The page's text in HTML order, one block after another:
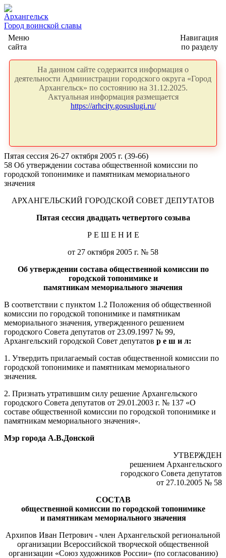
Архангельск
Город воинской славы
Меню
сайта
Навигация
по разделу
На данном сайте содержится информация о
деятельности Администрации городского округа «Город
Архангельск» по состоянию на 31.12.2025.
Актуальная информация размещается
https://arhcity.gosuslugi.ru/
Пятая сессия 26-27 октября 2005 г. (39-66)
58 Об утверждении состава общественной комиссии по
городской топонимике и памятникам мемориального
значения
АРХАНГЕЛЬСКИЙ ГОРОДСКОЙ СОВЕТ ДЕПУТАТОВ
Пятая сессия двадцать четвертого созыва
Р Е Ш Е Н И Е
от 27 октября 2005 г. № 58
Об утверждении состава общественной комиссии по
городской топонимике и
памятникам мемориального значения
В соответствии с пунктом 1.2 Положения об общественной
комиссии по городской топонимике и памятникам
мемориального значения, утвержденного решением
городского Совета депутатов от 23.09.1997 № 99,
Архангельский городской Совет депутатов р е ш и л:
1. Утвердить прилагаемый состав общественной комиссии по
городской топонимике и памятникам мемориального
значения.
2. Признать утратившим силу решение Архангельского
городского Совета депутатов от 29.01.2003 г. № 137 «О
составе общественной комиссии по городской топонимике и
памятникам мемориального значения».
Мэр города А.В.Донской
УТВЕРЖДЕН
решением Архангельского
городского Совета депутатов
от 27.10.2005 № 58
СОСТАВ
общественной комиссии по городской топонимике
и памятникам мемориального значения
Архипов Иван Петрович - член Архангельской региональной
организации Всероссийской творческой общественной
организации «Союз художников России» (по согласованию)